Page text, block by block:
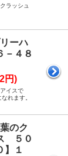
ラッシュ
ーハ
４８
円)
イスで
れます。
のク
５０
】１